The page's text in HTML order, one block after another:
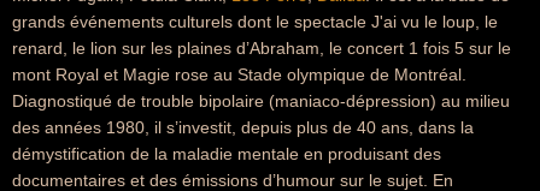
grands événements culturels dont le spectacle J'ai vu le loup, le
renard, le lion sur les plaines d’Abraham, le concert 1 fois 5 sur le
mont Royal et Magie rose au Stade olympique de Montréal.
Diagnostiqué de trouble bipolaire (maniaco-dépression) au milieu
des années 1980, il s’investit, depuis plus de 40 ans, dans la
démystification de la maladie mentale en produisant des
documentaires et des émissions d’humour sur le sujet. En